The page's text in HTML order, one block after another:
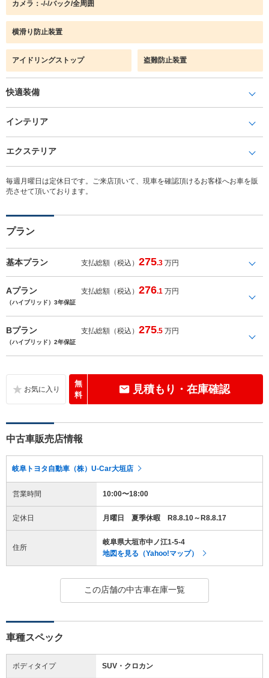
カメラ：-/-/バック/全周囲
横滑り防止装置
アイドリングストップ 盗難防止装置
快適装備
インテリア
エクステリア
毎週月曜日は定休日です。ご来店頂いて、現車を確認頂けるお客様へお車を販
売させて頂いております。
プラン
基本プラン 支払総額（税込）275.3 万円
Aプラン 支払総額（税込）276.1 万円
（ハイブリッド）3年保証
Bプラン 支払総額（税込）275.5 万円
（ハイブリッド）2年保証
無
料
見積もり・在庫確認
中古車販売店情報
岐阜トヨタ自動車（株）U-Car大垣店
営業時間 10:00〜18:00
定休日 月曜日 夏季休暇 R8.8.10～R8.8.17
住所
岐阜県大垣市中ノ江1-5-4
地図を見る（Yahoo!マップ）
この店舗の中古車在庫一覧
車種スペック
ボディタイプ SUV・クロカン